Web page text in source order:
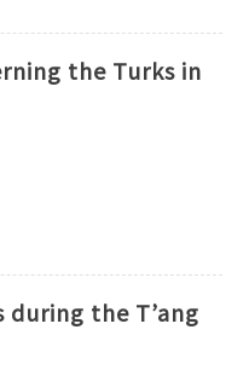
the Turks in
during the T’ang